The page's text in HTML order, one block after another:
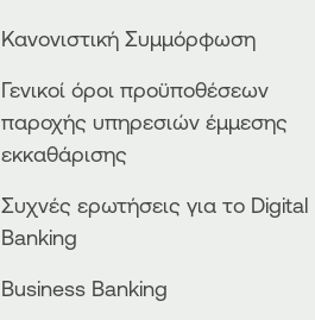
Κανονιστική Συμμόρφωση
Γενικοί όροι προϋποθέσεων
παροχής υπηρεσιών έμμεσης
εκκαθάρισης
Συχνές ερωτήσεις για το Digital
Banking
Business Βanking